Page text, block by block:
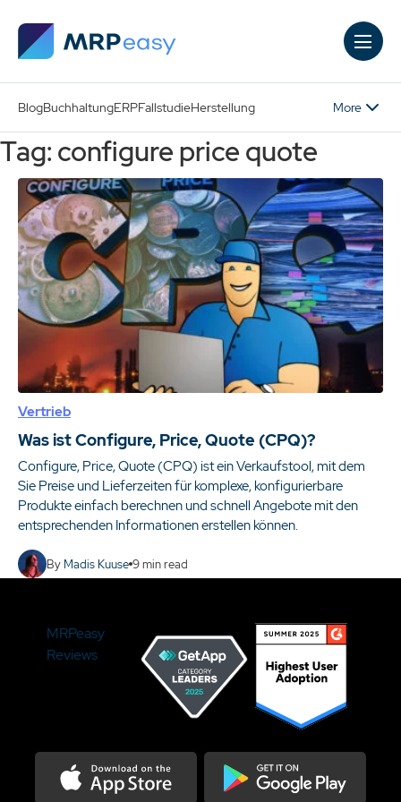
BlogBuchhaltungERPFallstudieHerstellung More
Tag: configure price quote
Vertrieb
Was ist Configure, Price, Quote (CPQ)?
Configure, Price, Quote (CPQ) ist ein Verkaufstool, mit dem
Sie Preise und Lieferzeiten für komplexe, konfigurierbare
Produkte einfach berechnen und schnell Angebote mit den
entsprechenden Informationen erstellen können.
By Madis Kuuse 9min read
MRPeasy
Reviews